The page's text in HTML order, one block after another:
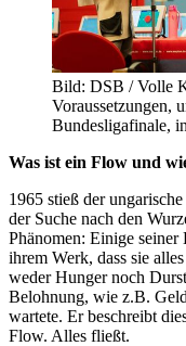
Bild: DSB / Volle
Voraussetzungen,
Bundesligafinale,
Was ist ein Flow und
1965 stieß der
der Suche nach den
Phänomen: Einige seiner
ihrem Werk, dass sie
weder Hunger noch
Belohnung, wie z.B.
wartete. Er beschreibt
Flow. Alles fließt.